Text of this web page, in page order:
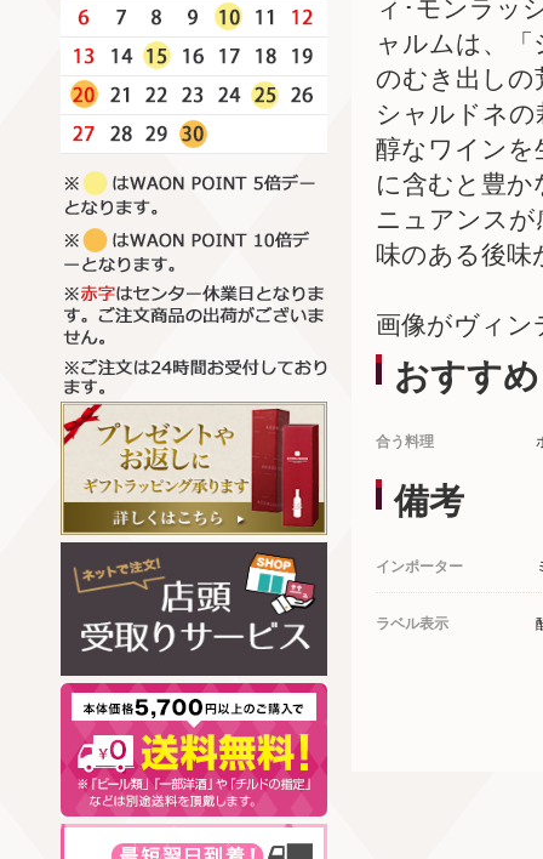
ィ･モンラッ
ャルムは、
のむき出しの
シャルドネ
醇なワインを
に含むと豊
ニュアンスが
味のある後味
画像がヴィン
おすすめ
合う料理
備考
インポーター
ラベル表示